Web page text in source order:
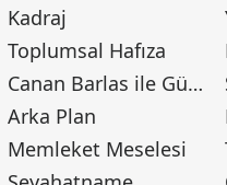
Kadraj
Toplumsal Hafıza
Canan Barlas ile Gündem
Arka Plan
Memleket Meselesi